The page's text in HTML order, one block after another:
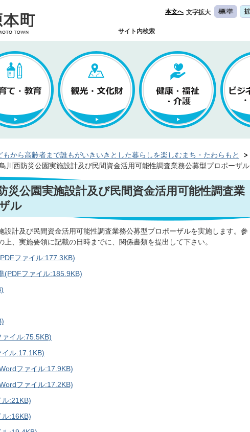
本文へ 文字拡大
サイト内検索
もから高齢者まで誰もがいきいきとした暮らしを楽しむまち・たわらもと
鳥川西防災公園実施設計及び民間資金活用可能性調査業務公募型プロポーザル
災公園実施設計及び民間資金活用可能性調査業
ル
設計及び民間資金活用可能性調査業務公募型プロポーザルを実施します。参
上、実施要領に記載の日時までに、関係書類を提出して下さい。
ファイル:177.3KB)
(PDFファイル:185.9KB)
イル:75.5KB)
ル:17.1KB)
ファイル:17.9KB)
ファイル:17.2KB)
:21KB)
:16KB)